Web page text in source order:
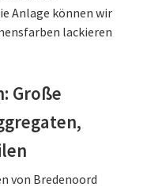
Anlage können wir
lackieren
Große
von Bredenoord